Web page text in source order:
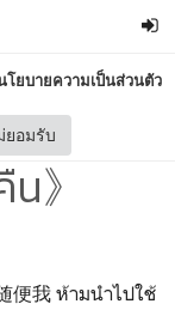
โยบายความเป็นส่วนตัว
ยอมรับ
半 -谢
》
便我 ห้ามนำไปใช้